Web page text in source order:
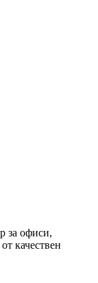
за офиси,
качествен